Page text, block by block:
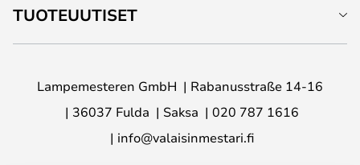
TUOTEUUTISET
Lampemesteren GmbH
Rabanusstraße 14-16
36037 Fulda
Saksa
020 787 1616
info@valaisinmestari.fi